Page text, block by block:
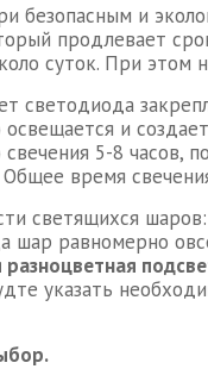
безопасным и
продлевает
суток. При этом
светодиода
и
5-8 часов,
время
светящихся
шар равномерно
указать